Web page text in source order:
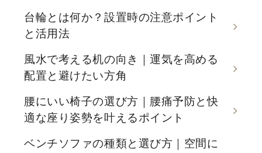
台輪とは何か？設置時の注意ポイント
と活用法
風水で考える机の向き｜運気を高める
配置と避けたい方角
腰にいい椅子の選び方｜腰痛予防と快
適な座り姿勢を叶えるポイント
ベンチソファの種類と選び方｜空間に